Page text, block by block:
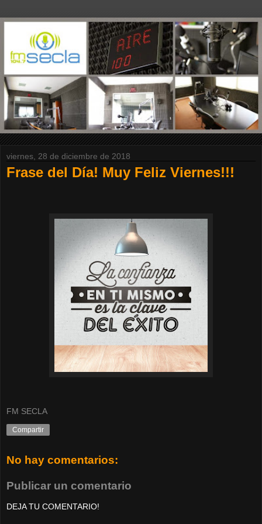
viernes, 28 de diciembre de 2018
Frase del Día! Muy Feliz Viernes!!!
FM SECLA
Compartir
No hay comentarios:
Publicar un comentario
DEJA TU COMENTARIO!